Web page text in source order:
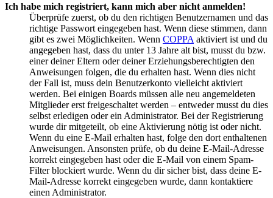
Ich habe mich registriert, kann mich aber nicht anmelden!
Überprüfe zuerst, ob du den richtigen Benutzernamen und das
richtige Passwort eingegeben hast. Wenn diese stimmen, dann
gibt es zwei Möglichkeiten. Wenn COPPA aktiviert ist und du
angegeben hast, dass du unter 13 Jahre alt bist, musst du bzw.
einer deiner Eltern oder deiner Erziehungsberechtigten den
Anweisungen folgen, die du erhalten hast. Wenn dies nicht
der Fall ist, muss dein Benutzerkonto vielleicht aktiviert
werden. Bei einigen Boards müssen alle neu angemeldeten
Mitglieder erst freigeschaltet werden – entweder musst du dies
selbst erledigen oder ein Administrator. Bei der Registrierung
wurde dir mitgeteilt, ob eine Aktivierung nötig ist oder nicht.
Wenn du eine E-Mail erhalten hast, folge den dort enthaltenen
Anweisungen. Ansonsten prüfe, ob du deine E-Mail-Adresse
korrekt eingegeben hast oder die E-Mail von einem Spam-
Filter blockiert wurde. Wenn du dir sicher bist, dass deine E-
Mail-Adresse korrekt eingegeben wurde, dann kontaktiere
einen Administrator.